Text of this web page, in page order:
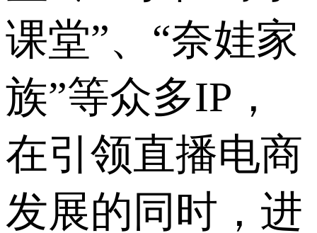
课堂”、“奈娃家
族”等众多IP，
在引领直播电商
发展的同时，进